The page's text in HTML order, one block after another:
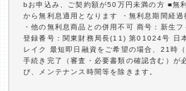
bお申込み、ご契約額が50万円未満の方 ■無
から無利息適用となります ・無利息期間経
・他の無利息商品との併用不可 商号：新生
登録番号：関東財務局長(11) 第01024号 日
レイク 最短即日融資をご希望の場合、21時
手続き完了（審査・必要書類の確認含む）が
び、メンテナンス時間等を除きます。